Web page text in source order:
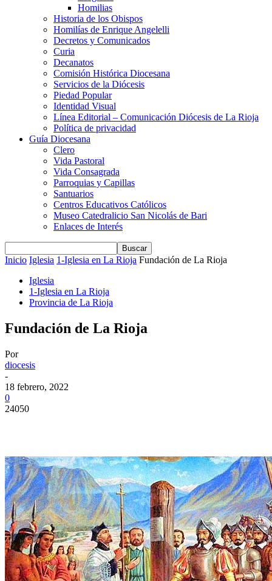
Homilias
Historia de los Obispos
Homilías de Enrique Angelelli
Decretos y Comunicados
Curia
Decanatos
Comisión Histórica Diocesana
Servicios de la Diócesis
Piedad Popular
Identidad Visual
Línea Editorial – Comunicación Diócesis de La Rioja
Política de privacidad
Guía Diocesana
Clero
Vida Pastoral
Vida Consagrada
Parroquias y Capillas
Santuarios
Centros Educativos Católicos
Museo Catedralicio San Nicolás de Bari
Enlaces de Interés
Inicio Iglesia 1-Iglesia en La Rioja Fundación de La Rioja
Iglesia
1-Iglesia en La Rioja
Provincia de La Rioja
Fundación de La Rioja
Por
diocesis
-
18 febrero, 2022
0
24050